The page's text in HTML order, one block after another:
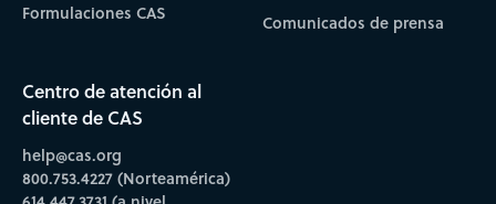
Formulaciones CAS
Comunicados de prensa
Centro de atención al
cliente de CAS
help@cas.org
800.753.4227 (Norteamérica)